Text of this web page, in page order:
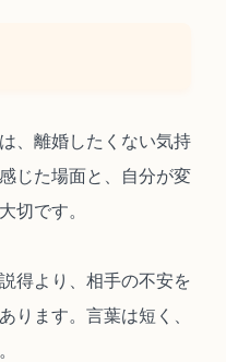
、離婚したくない気持
じた場面と、自分が変
切です。
得より、相手の不安を
ります。言葉は短く、